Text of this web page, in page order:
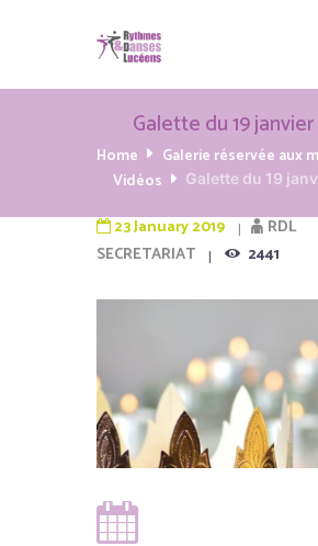
Galette du 19 janvier
Home
Galerie réservée aux
Vidéos
Galette du 19
23 January 2019
RDL
SECRETARIAT
2441